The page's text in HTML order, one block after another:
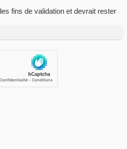
fins de validation et devrait rester